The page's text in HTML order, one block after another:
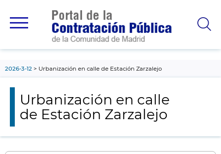
principal
2026-3-12 Urbanización en calle de Estación Zarzalejo
Urbanización en calle
de Estación Zarzalejo